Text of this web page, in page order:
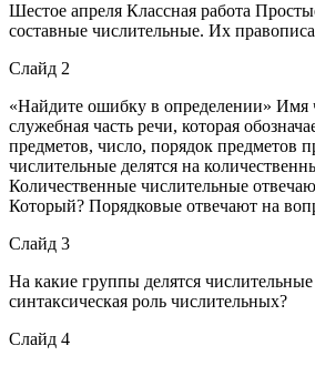
Шестое апреля Классная работа
составные числительные. Их
Слайд 2
«Найдите ошибку в определении» Имя
служебная часть речи, которая
предметов, число, порядок предметов
числительные делятся на
Количественные числительные
Который? Порядковые отвечают на
Слайд 3
На какие группы делятся
синтаксическая роль числительных?
Слайд 4